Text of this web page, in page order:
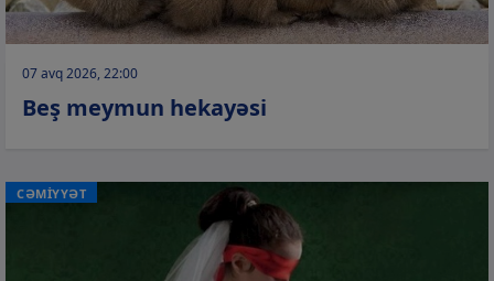
07 avq 2026, 22:00
Beş meymun hekayəsi
CƏMİYYƏT